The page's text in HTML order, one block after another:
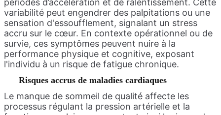
périodes d’accélération et de ralentissement. Cette
variabilité peut engendrer des palpitations ou une
sensation d'essoufflement, signalant un stress
accru sur le cœur. En contexte opérationnel ou de
survie, ces symptômes peuvent nuire à la
performance physique et cognitive, exposant
l'individu à un risque de fatigue chronique.
Risques accrus de maladies cardiaques
Le manque de sommeil de qualité affecte les
processus régulant la pression artérielle et la